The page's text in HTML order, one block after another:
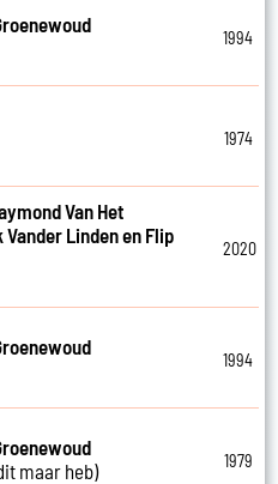
1994
1974
Van Het
Linden en Flip
2020
1994
maar heb)
1979